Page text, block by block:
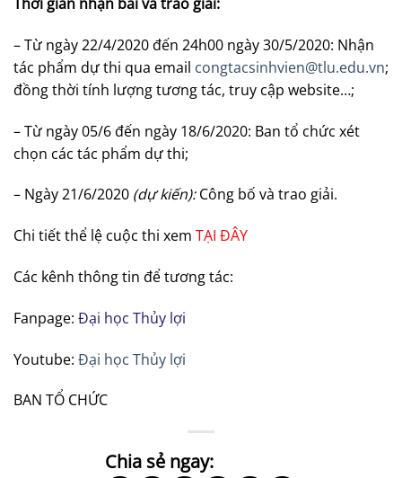
– Từ ngày 22/4/2020 đến 24h00 ngày 30/5/2020: Nhận
tác phẩm dự thi qua email congtacsinhvien@tlu.edu.vn;
đồng thời tính lượng tương tác, truy cập website…;
– Từ ngày 05/6 đến ngày 18/6/2020: Ban tổ chức xét
chọn các tác phẩm dự thi;
– Ngày 21/6/2020 (dự kiến):Công bố và trao giải.
Chi tiết thể lệ cuộc thi xem TẠI ĐÂY
Các kênh thông tin để tương tác:
Fanpage: Đại học Thủy lợi
Youtube: Đại học Thủy lợi
BAN TỔ CHỨC